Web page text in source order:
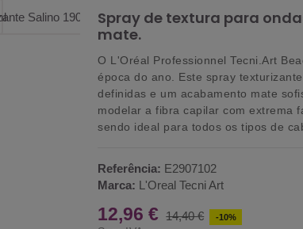
Spray de textura para
mate.
O L'Oréal Professionnel Tecni.Art
época do ano. Este spray
definidas e um acabamento mate
modelar a fibra capilar com extrema
sendo ideal para todos os tipos de
Referência: E2907102
Marca: L'Oreal Tecni Art
12,96 € 14,40 € -10%